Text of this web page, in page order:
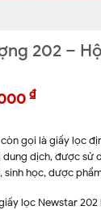
202 –
₫
gọi là giấy lọc
dịch, được sử
học, dược
lọc Newstar 202